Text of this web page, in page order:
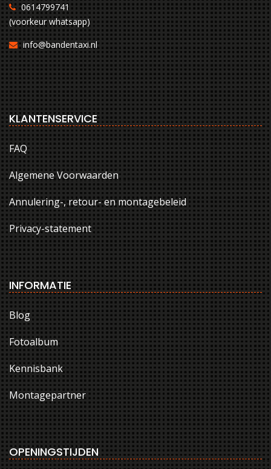
0614799741
(voorkeur whatsapp)
info@bandentaxi.nl
KLANTENSERVICE
FAQ
Algemene Voorwaarden
Annulering-, retour- en montagebeleid
Privacy-statement
INFORMATIE
Blog
Fotoalbum
Kennisbank
Montagepartner
OPENINGSTIJDEN